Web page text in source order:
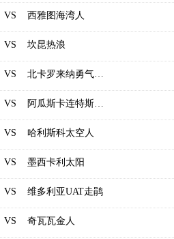
VS 西雅图海湾人
VS 坎昆热浪
VS 北卡罗来纳勇气女足
VS 阿瓜斯卡连特斯黑豹
VS 哈利斯科太空人
VS 墨西卡利太阳
VS 维多利亚UAT走鹃
VS 奇瓦瓦金人